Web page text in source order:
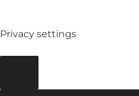
Privacy settings